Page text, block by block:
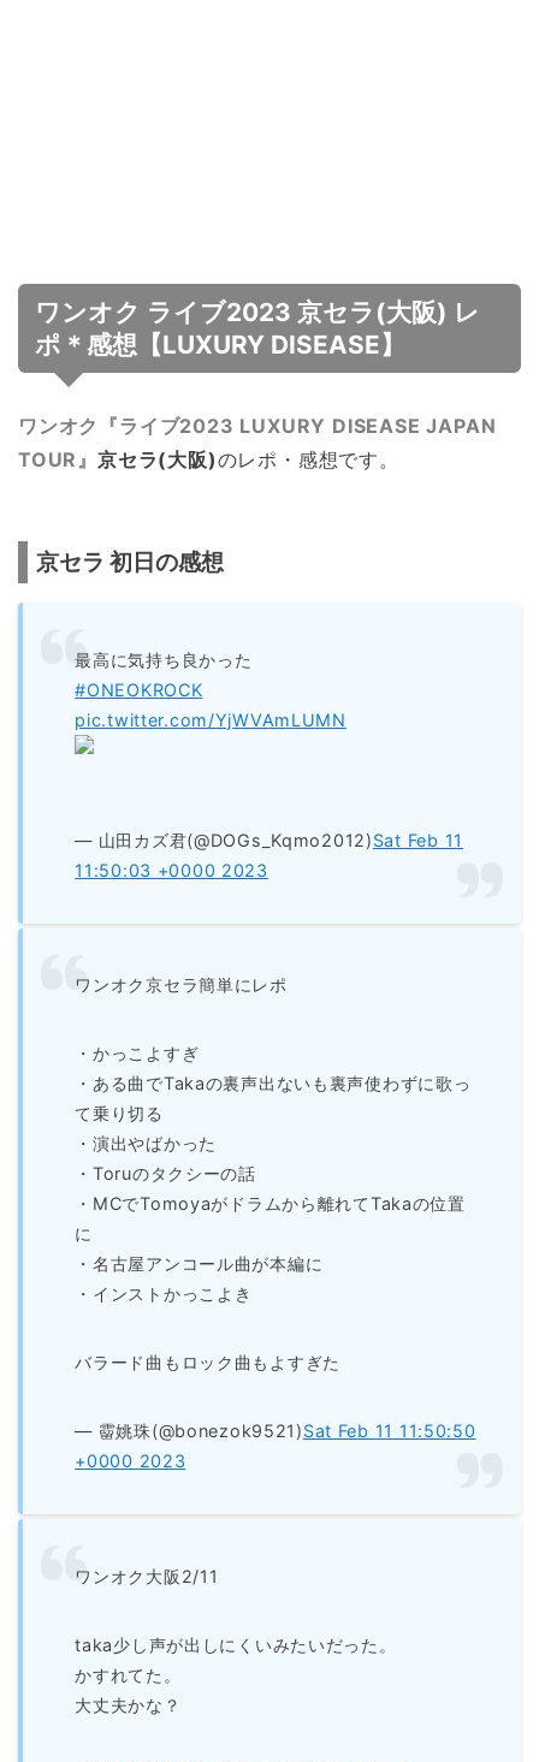
ワンオク ライブ2023 京セラ(大阪) レ
ポ＊感想【LUXURY DISEASE】
ワンオク『ライブ2023 LUXURY DISEASE JAPAN
TOUR』 京セラ(大阪)のレポ・感想です。
京セラ 初日の感想
最高に気持ち良かった
#ONEOKROCK
pic.twitter.com/YjWVAmLUMN
— 山田カズ君(@DOGs_Kqmo2012)Sat Feb 11
11:50:03 +0000 2023
ワンオク京セラ簡単にレポ
・かっこよすぎ
・ある曲でTakaの裏声出ないも裏声使わずに歌っ
て乗り切る
・演出やばかった
・Toruのタクシーの話
・MCでTomoyaがドラムから離れてTakaの位置
に
・名古屋アンコール曲が本編に
・インストかっこよき
バラード曲もロック曲もよすぎた
— 霤姚珠(@bonezok9521)Sat Feb 11 11:50:50
+0000 2023
ワンオク大阪2/11
taka少し声が出しにくいみたいだった。
かすれてた。
大丈夫かな？